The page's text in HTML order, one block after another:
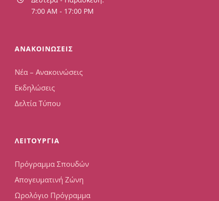
7:00 AM - 17:00 PM
ΑΝΑΚΟΙΝΩΣΕΙΣ
Νέα – Ανακοινώσεις
Εκδηλώσεις
Δελτία Τύπου
ΛΕΙΤΟΥΡΓΙΑ
Πρόγραμμα Σπουδών
Απογευματινή Ζώνη
Ωρολόγιο Πρόγραμμα